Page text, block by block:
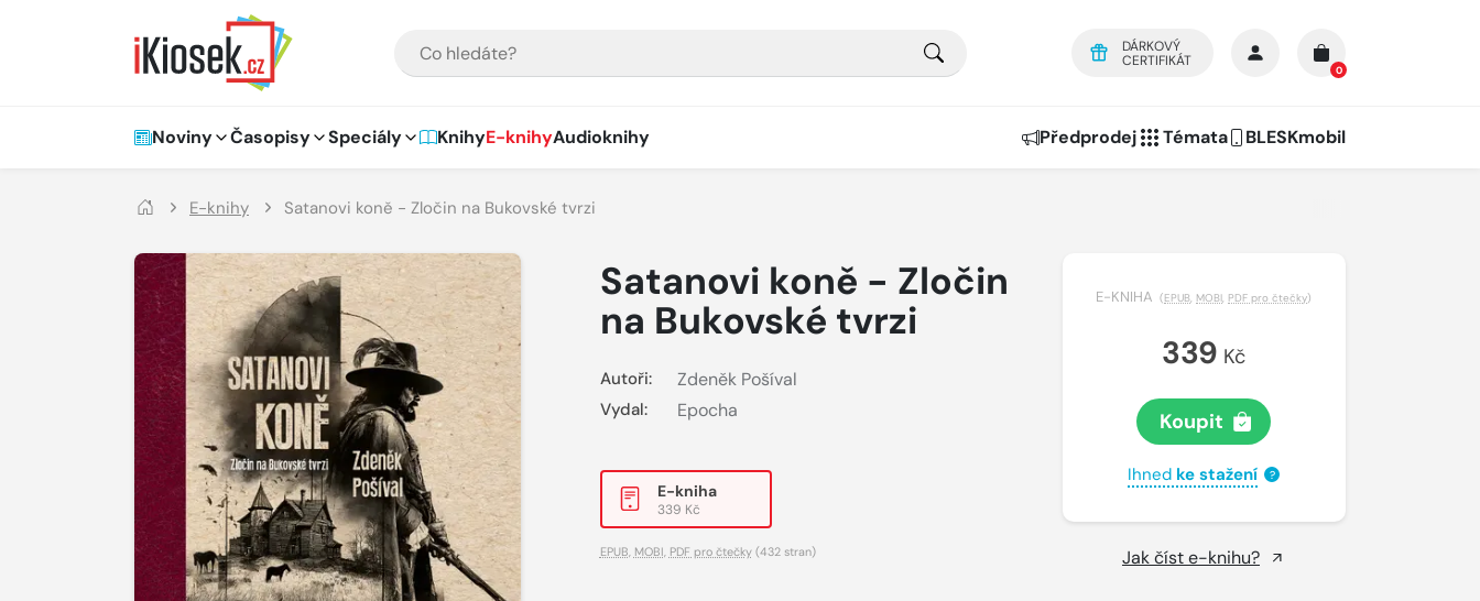
DÁRKOVÝ
CERTIFIKÁT
0
Hlavní navigace
Noviny Časopisy Speciály KnihyE-knihyAudioknihy Předprodej Témata BLESKmobil
E-knihy Satanovi koně - Zločin na Bukovské tvrzi
Satanovi koně - Zločin
na Bukovské tvrzi
Autoři: Zdeněk Pošíval
Vydal: Epocha
E-kniha
339 Kč
EPUB MOBI PDF pro čtečky(432 stran)
E-KNIHA (EPUB, MOBI, PDF pro čtečky)
339 Kč
Koupit
Ihned ke stažení ?
Jak číst e-knihu?